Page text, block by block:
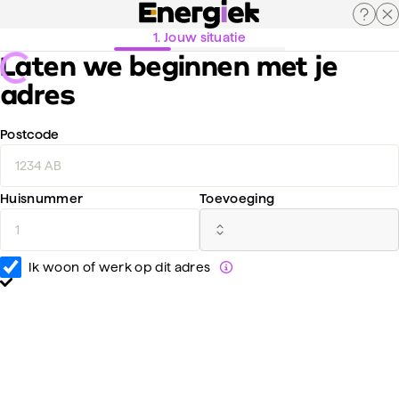
1. Jouw situatie
Laten we beginnen met je
adres
Postcode
Huisnummer Toevoeging
Ik woon of werk op dit adres